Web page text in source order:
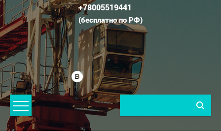
+78005519441
(бесплатно по РФ)